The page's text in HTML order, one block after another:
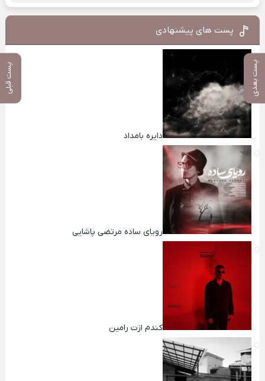
پست بعدی پست قبلی
پست های پیشنهادی
دایره بامداد
رویای ساده مرتضی پاشایی
کندم ازت رامین